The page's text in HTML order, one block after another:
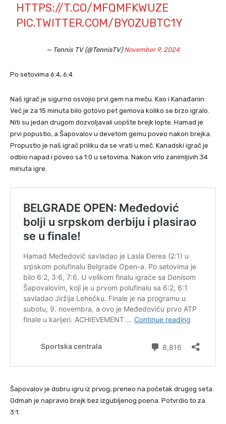
HTTPS://T.CO/MFQMFKWUZE
PIC.TWITTER.COM/BYOZUBTC1Y
— Tennis TV (@TennisTV)November 9, 2024
Po setovima 6:4, 6:4
Naš igrač je sigurno osvojio prvi gem na meču. Kao i Kanađanin.
Već je za 15 minuta bilo gotovo pet gemova koliko se brzo igralo.
Niti su jedan drugom dozvoljavali uopšte brejk lopte. Hamad je
prvi popustio, a Šapovalov u devetom gemu poveo nakon brejka.
Propustio je naš igrač priliku da se vrati u meč. Kanadski igrač je
odbio napad i poveo sa 1:0 u setovima. Nakon vrlo zanimljivih 34
minuta igre.
Šapovalov je dobru igru iz prvog, preneo na početak drugog seta.
Odmah je napravio brejk bez izgubljenog poena. Potvrdio to za
3:1.